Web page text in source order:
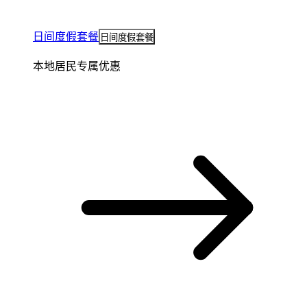
日间度假套餐 日间度假套餐
本地居民专属优惠